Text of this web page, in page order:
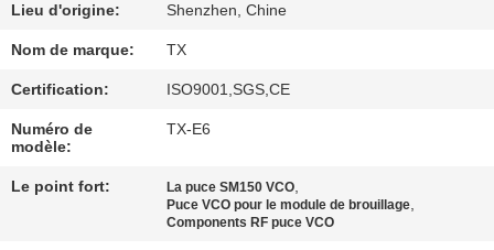
DE
QUALITÉ
CONTACTEZ-
NOUS
NOUVELLES
Lieu d'origine: Shenzhen, Chine
Nom de marque: TX
Certification: ISO9001,SGS,CE
Numéro de
modèle:
TX-E6
Le point fort: La puce SM150 VCO,
Puce VCO pour le module de brouillage,
Components RF puce VCO